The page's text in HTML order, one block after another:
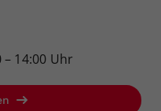
14:00 Uhr